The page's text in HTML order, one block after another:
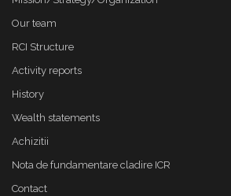
Our team
RCI Structure
Activity reports
History
Wealth statements
Achizitii
Nota de fundamentare cladire ICR
Contact